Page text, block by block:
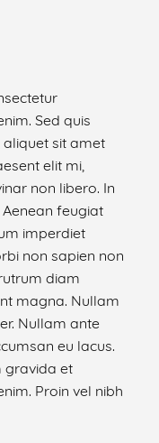
Sed quis
sit amet
elit mi,
non libero. In
feugiat
imperdiet
non sapien non
diam
magna. Nullam
Nullam ante
eu lacus.
gravida et
Proin vel nibh